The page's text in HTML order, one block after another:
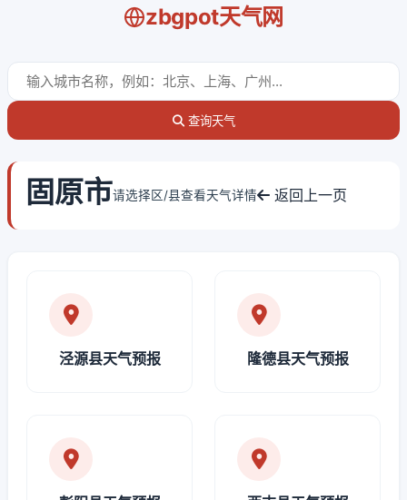
zbgpot天气网
查询天气
固原市请选择区/县查看天气详情 返回上一页
泾源县天气预报 隆德县天气预报